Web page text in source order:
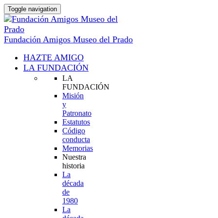
Toggle navigation
Fundación Amigos Museo del Prado
HAZTE AMIGO
LA FUNDACIÓN
LA
FUNDACIÓN
Misión
y
Patronato
Estatutos
Código
conducta
Memorias
Nuestra
historia
La
década
de
1980
La